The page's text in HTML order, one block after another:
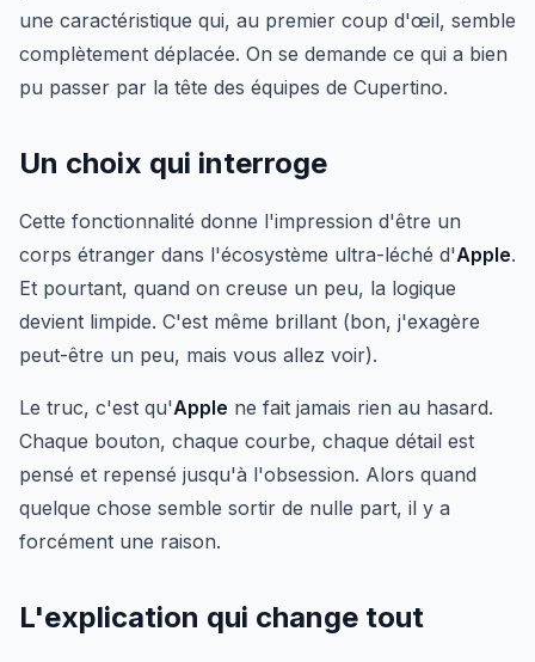
une caractéristique qui, au premier coup d'œil, semble
complètement déplacée. On se demande ce qui a bien
pu passer par la tête des équipes de Cupertino.
Un choix qui interroge
Cette fonctionnalité donne l'impression d'être un
corps étranger dans l'écosystème ultra-léché d'Apple.
Et pourtant, quand on creuse un peu, la logique
devient limpide. C'est même brillant (bon, j'exagère
peut-être un peu, mais vous allez voir).
Le truc, c'est qu'Apple ne fait jamais rien au hasard.
Chaque bouton, chaque courbe, chaque détail est
pensé et repensé jusqu'à l'obsession. Alors quand
quelque chose semble sortir de nulle part, il y a
forcément une raison.
L'explication qui change tout